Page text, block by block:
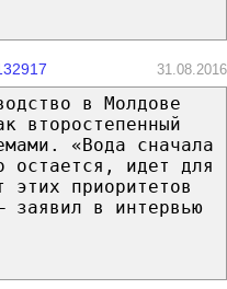
31.08.2016
в Молдове
второстепенный
«Вода сначала
остается, идет для
приоритетов
заявил в интервью